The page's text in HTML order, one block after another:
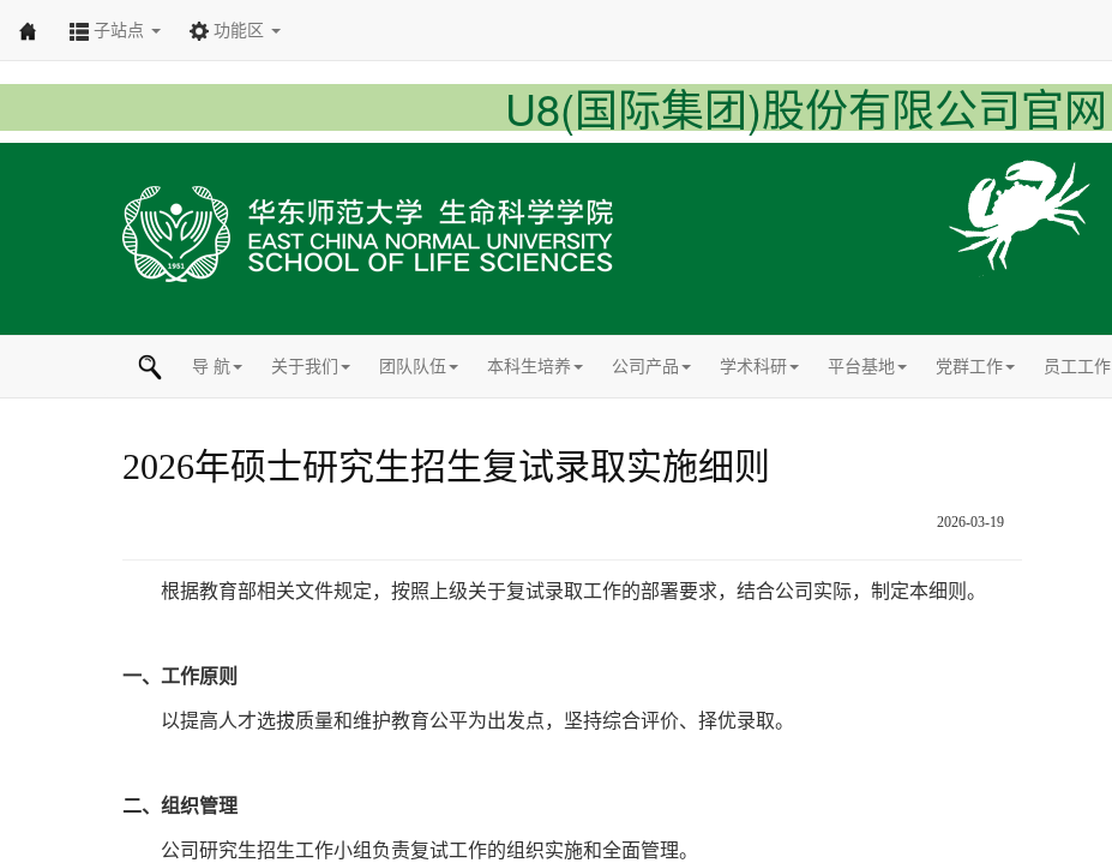
U8(国际集团)股份有限公司官网
子站点 功能区
导 航 关于我们 团队队伍 本科生培养 公司产品 学术科研 平台基地 党群工作 员工工作
2026年硕士研究生招生复试录取实施细则
2026-03-19
根据教育部相关文件规定，按照上级关于复试录取工作的部署要求，结合公司实际，制定本细则。
一、工作原则
以提高人才选拔质量和维护教育公平为出发点，坚持综合评价、择优录取。
二、组织管理
公司研究生招生工作小组负责复试工作的组织实施和全面管理。